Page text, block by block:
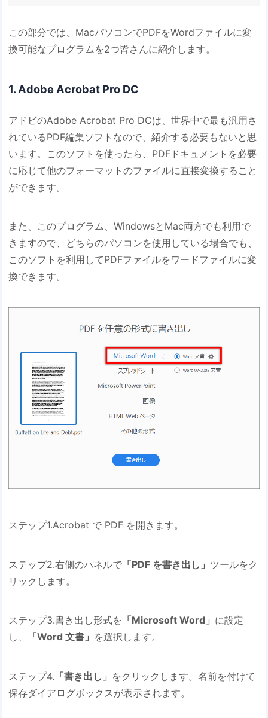
この部分では、MacパソコンでPDFをWordファイルに変
換可能なプログラムを2つ皆さんに紹介します。
1. Adobe Acrobat Pro DC
アドビのAdob​​e Acrobat Pro DCは、世界中で最も汎用さ
れているPDF編集ソフトなので、紹介する必要もないと思
います。このソフトを使ったら、PDFドキュメントを必要
に応じて他のフォーマットのファイルに直接変換すること
ができます。
また、このプログラム、WindowsとMac両方でも利用で
きますので、どちらのパソコンを使用している場合でも、
このソフトを利用してPDFファイルをワードファイルに変
換できます。
ステップ1.Acrobat で PDF を開きます。
ステップ2.右側のパネルで 「PDF を書き出し」 ツールをク
リックします。
ステップ3.書き出し形式を 「Microsoft Word」 に設定
し、
「Word 文書」 を選択します。
ステップ4. 「書き出し」 をクリックします。名前を付けて
保存ダイアログボックスが表示されます。